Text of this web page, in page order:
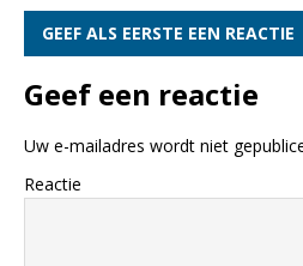
GEEF ALS EERSTE EEN REACTIE
Geef een reactie
Uw e-mailadres wordt niet
Reactie